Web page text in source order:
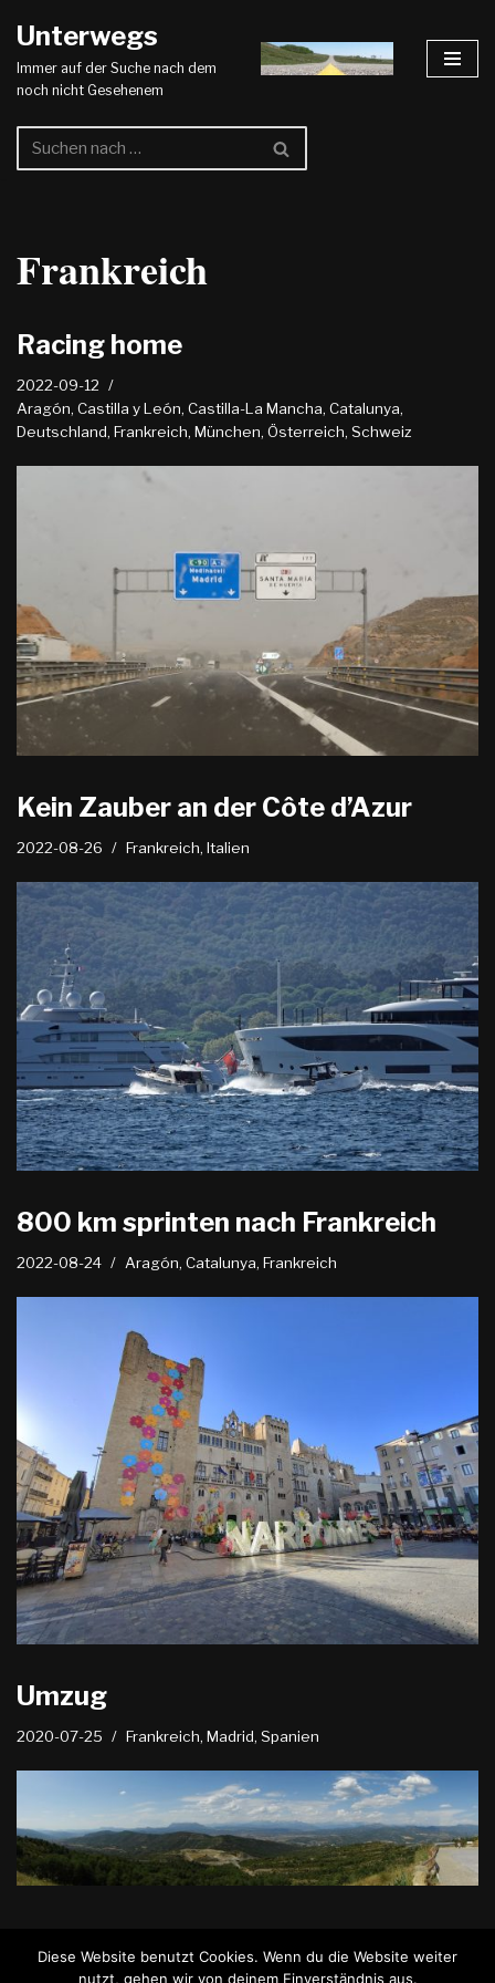
Zum
Inhalt
Unterwegs
Immer auf der Suche nach dem
noch nicht Gesehenem
Frankreich
Racing home
2022-09-12
Aragón, Castilla y León, Castilla-La Mancha, Catalunya,
Deutschland, Frankreich, München, Österreich, Schweiz
Kein Zauber an der Côte d’Azur
2022-08-26 Frankreich, Italien
800 km sprinten nach Frankreich
2022-08-24 Aragón, Catalunya, Frankreich
Umzug
2020-07-25 Frankreich, Madrid, Spanien
Diese Website benutzt Cookies. Wenn du die Website weiter
nutzt, gehen wir von deinem Einverständnis aus.